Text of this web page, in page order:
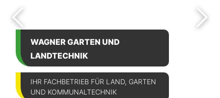
WAGNER GARTEN UND
LANDTECHNIK
IHR FACHBETRIEB FÜR LAND, GARTEN
UND KOMMUNALTECHNIK